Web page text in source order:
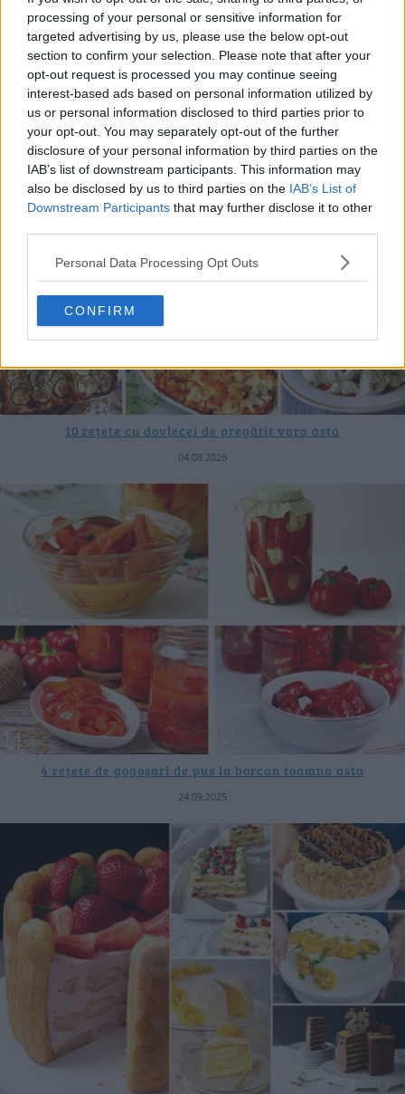
processing of your personal or sensitive information for
targeted advertising by us, please use the below opt-out
section to confirm your selection. Please note that after your
opt-out request is processed you may continue seeing
interest-based ads based on personal information utilized by
us or personal information disclosed to third parties prior to
your opt-out. You may separately opt-out of the further
disclosure of your personal information by third parties on the
IAB’s list of downstream participants. This information may
also be disclosed by us to third parties on the IAB’s List of
Downstream Participants that may further disclose it to other
Personal Data Processing Opt Outs
CONFIRM
20 de rețete de salate de vară fără prelucrare termică
06.08.2026
10 rețete cu dovlecei de pregătit vara asta
04.08.2026
4 rețete de gogoșari de pus la borcan toamna asta
24.09.2025